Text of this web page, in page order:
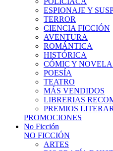
ESPIONAJE Y
TERROR
CIENCIA FICCIÓN
AVENTURA
ROMÁNTICA
HISTÓRICA
CÓMIC Y
POESÍA
TEATRO
MÁS VENDIDOS
LIBRERIAS
PREMIOS
PROMOCIONES
No Ficción
NO FICCIÓN
ARTES